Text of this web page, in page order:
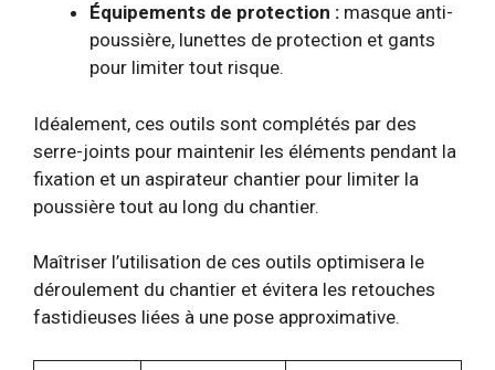
Équipements de protection : masque anti-
poussière, lunettes de protection et gants
pour limiter tout risque.
Idéalement, ces outils sont complétés par des
serre-joints pour maintenir les éléments pendant la
fixation et un aspirateur chantier pour limiter la
poussière tout au long du chantier.
Maîtriser l’utilisation de ces outils optimisera le
déroulement du chantier et évitera les retouches
fastidieuses liées à une pose approximative.